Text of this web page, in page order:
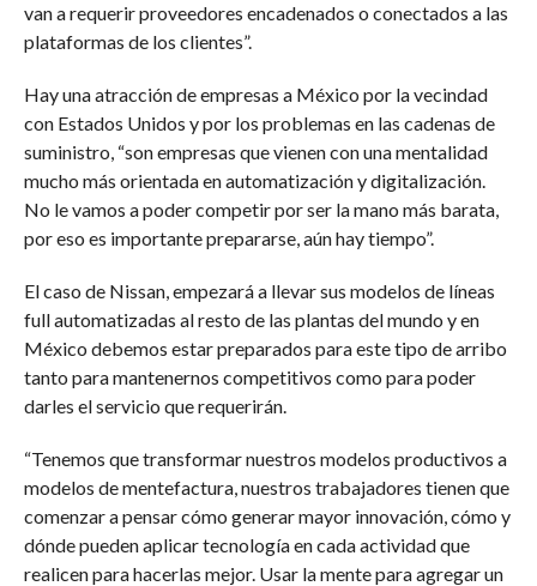
van a requerir proveedores encadenados o conectados a las
plataformas de los clientes”.
Hay una atracción de empresas a México por la vecindad
con Estados Unidos y por los problemas en las cadenas de
suministro, “son empresas que vienen con una mentalidad
mucho más orientada en automatización y digitalización.
No le vamos a poder competir por ser la mano más barata,
por eso es importante prepararse, aún hay tiempo”.
El caso de Nissan, empezará a llevar sus modelos de líneas
full automatizadas al resto de las plantas del mundo y en
México debemos estar preparados para este tipo de arribo
tanto para mantenernos competitivos como para poder
darles el servicio que requerirán.
“Tenemos que transformar nuestros modelos productivos a
modelos de mentefactura, nuestros trabajadores tienen que
comenzar a pensar cómo generar mayor innovación, cómo y
dónde pueden aplicar tecnología en cada actividad que
realicen para hacerlas mejor. Usar la mente para agregar un